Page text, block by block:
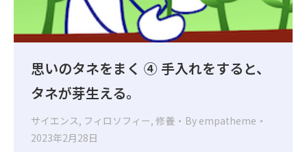
思いのタネをまく ④ 手入れをすると、
タネが芽生える。
サイエンス, フィロソフィー, 修養 By empatheme
2023年2月28日